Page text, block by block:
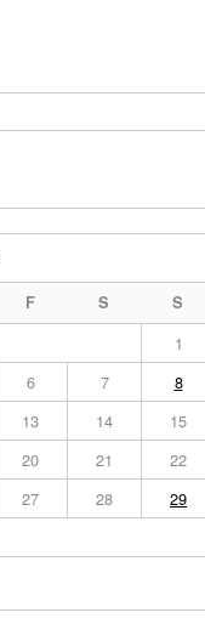
F S S
1
6 7
8
13 14
15
20 21
22
27 28
29